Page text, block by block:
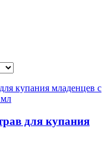
для купания